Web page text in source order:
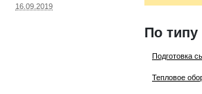
По типу
Подготовка
Тепловое
16.09.2019